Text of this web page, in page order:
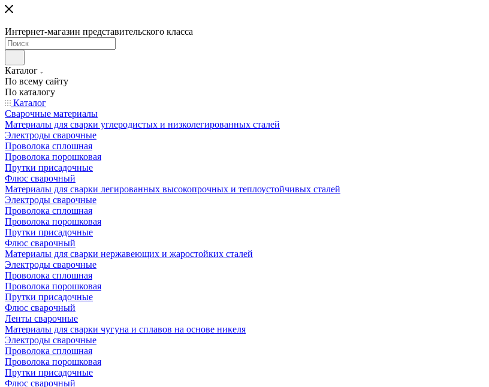
Интернет-магазин представительского класса
Каталог
По всему сайту
По каталогу
Каталог
Сварочные материалы
Материалы для сварки углеродистых и низколегированных сталей
Электроды сварочные
Проволока сплошная
Проволока порошковая
Прутки присадочные
Флюс сварочный
Материалы для сварки легированных высокопрочных и теплоустойчивых сталей
Электроды сварочные
Проволока сплошная
Проволока порошковая
Прутки присадочные
Флюс сварочный
Материалы для сварки нержавеющих и жаростойких сталей
Электроды сварочные
Проволока сплошная
Проволока порошковая
Прутки присадочные
Флюс сварочный
Ленты сварочные
Материалы для сварки чугуна и сплавов на основе никеля
Электроды сварочные
Проволока сплошная
Проволока порошковая
Прутки присадочные
Флюс сварочный